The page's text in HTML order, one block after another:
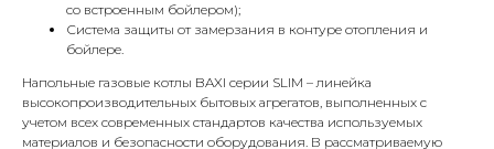
со встроенным бойлером);
Система защиты от замерзания в контуре отопления и
бойлере.
Напольные газовые котлы BAXI серии SLIM – линейка
высокопроизводительных бытовых агрегатов, выполненных с
учетом всех современных стандартов качества используемых
материалов и безопасности оборудования. В рассматриваемую
Почта
iceicemarket@yandex.ru